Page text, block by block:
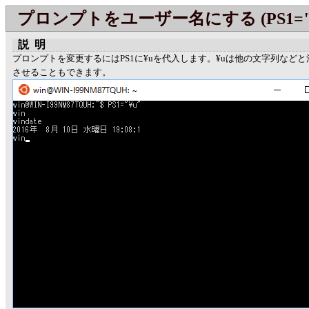
プロンプトをユーザー名にする
説明
プロンプトを変更するにはPS1に¥uを代入します。¥uは他の文字列など
させることもできます。